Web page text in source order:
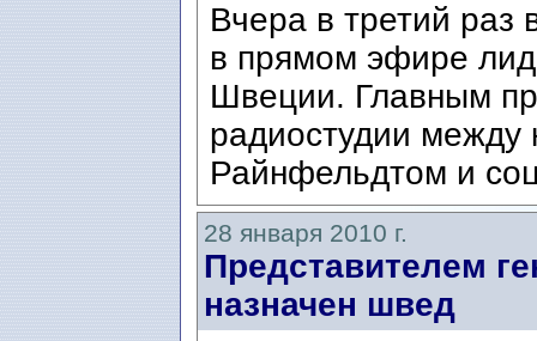
Вчера в третий раз
в прямом эфире
Швеции. Главным
радиостудии между
Райнфельдтом и
28 января 2010 г.
Представителем
назначен швед